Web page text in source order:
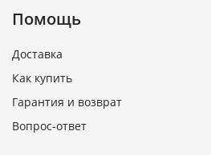
Помощь
Доставка
Как купить
Гарантия и возврат
Вопрос-ответ